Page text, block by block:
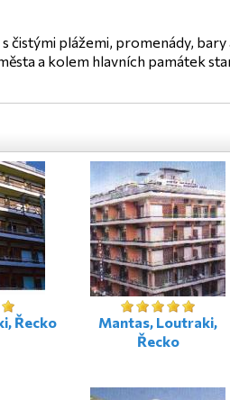
plážemi, promenády,
a kolem hlavních památek
Řecko
Mantas, Loutraki,
Řecko